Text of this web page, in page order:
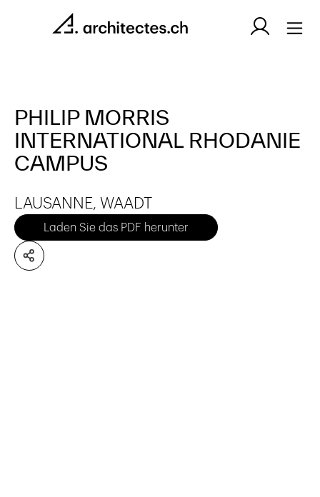
PHILIP MORRIS
INTERNATIONAL RHODANIE
CAMPUS
LAUSANNE, WAADT
Laden Sie das PDF herunter